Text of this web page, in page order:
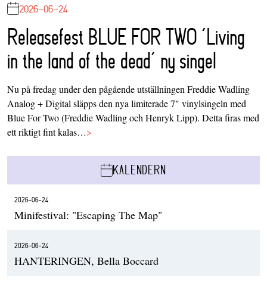
2026-06-24
Releasefest BLUE FOR TWO ‘Living
in the land of the dead’ ny singel
Nu på fredag under den pågående utställningen Freddie Wadling
Analog + Digital släpps den nya limiterade 7" vinylsingeln med
Blue For Two (Freddie Wadling och Henryk Lipp). Detta firas med
ett riktigt fint kalas…>
KALENDERN
2026-06-24
Minifestival: "Escaping The Map"
2026-06-24
HANTERINGEN, Bella Boccard